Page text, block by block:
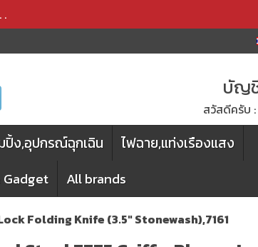
.
บัญ
สวัสดีครับ
ปิ้ง,อุปกรณ์ฉุกเฉิน
ไฟฉาย,แท่งเรืองแสง
Gadget All brands
Folding Knife (3.5" Stonewash),7161